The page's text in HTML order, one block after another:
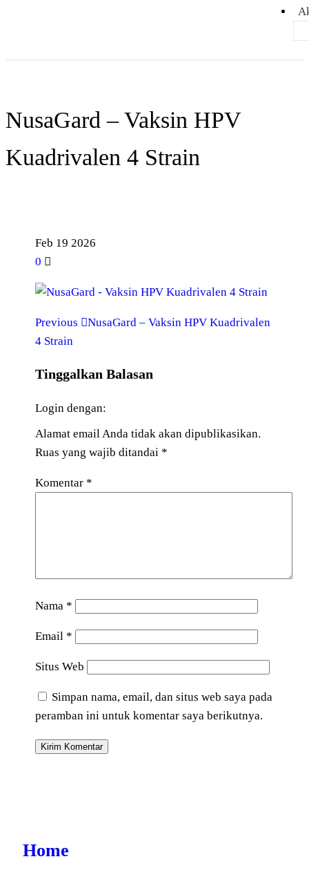
NusaGard – Vaksin HPV
Kuadrivalen 4 Strain
Feb 19 2026
0
Previous
NusaGard – Vaksin HPV Kuadrivalen
4 Strain
Tinggalkan Balasan
Login dengan:
Alamat email Anda tidak akan dipublikasikan.
Ruas yang wajib ditandai *
Komentar *
Nama *
Email *
Situs Web
Simpan nama, email, dan situs web saya pada
peramban ini untuk komentar saya berikutnya.
Home